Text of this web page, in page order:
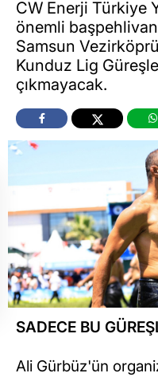
CW Enerji Türkiye
önemli
Samsun
Kunduz Lig
çıkmayacak.
SADECE BU
Ali Gürbüz'ün